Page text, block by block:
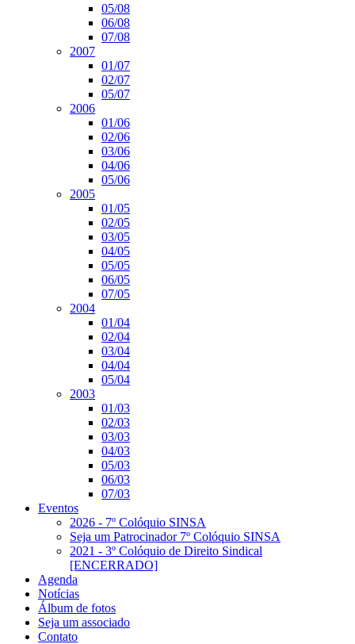
05/08
06/08
07/08
2007
01/07
02/07
05/07
2006
01/06
02/06
03/06
04/06
05/06
2005
01/05
02/05
03/05
04/05
05/05
06/05
07/05
2004
01/04
02/04
03/04
04/04
05/04
2003
01/03
02/03
03/03
04/03
05/03
06/03
07/03
Eventos
2026 - 7º Colóquio SINSA
Seja um Patrocinador 7º Colóquio SINSA
2021 - 3º Colóquio de Direito Sindical
[ENCERRADO]
Agenda
Notícias
Álbum de fotos
Seja um associado
Contato